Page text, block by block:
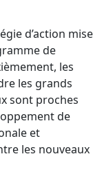
d’action mise
de
les
les grands
sont proches
de
et
les nouveaux